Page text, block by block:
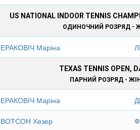
US NATIONAL INDOOR TENNIS
ОДИНОЧНИЙ РОЗРЯД -
ЕРАКОВІЧ Маріна
TEXAS TENNIS OPEN,
ПАРНИЙ РОЗРЯД -
ЕРАКОВІЧ Маріна
ВОТСОН Хезер